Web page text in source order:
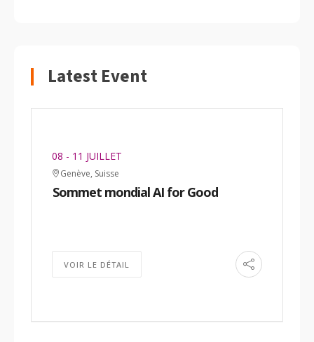
Latest Event
08 - 11 JUILLET
Genève, Suisse
Sommet mondial AI for Good
VOIR LE DÉTAIL